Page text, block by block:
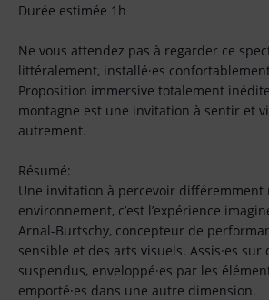
Durée estimée 1h
Ne vous attendez pas à regarder ce
littéralement, installé·es
Proposition immersive totalement
montagne est une invitation à sentir et
autrement.
Résumé:
Une invitation à percevoir différemment
environnement, c’est l’expérience
Arnal-Burtschy, concepteur de
sensible et des arts visuels. Assis·es sur
suspendus, enveloppé·es par les
emporté·es dans une autre dimension.